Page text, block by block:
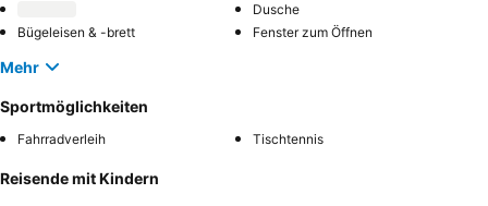
Dusche
Bügeleisen & -brett
Fenster zum Öffnen
Mehr
Sportmöglichkeiten
Fahrradverleih Tischtennis
Reisende mit Kindern